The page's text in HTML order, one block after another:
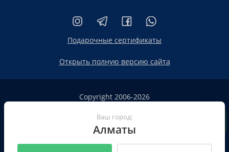
Подарочные сертификаты
Открыть полную версию сайта
Copyright 2006-2026
Сайт не является публичной офертой
Пользовательское соглашение
Политика конфиденциальности
Ваш город:
Алматы